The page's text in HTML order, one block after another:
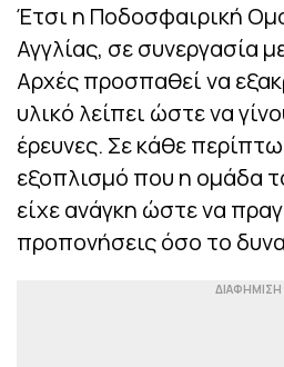
Έτσι η Ποδοσφαιρική
Αγγλίας, σε συνεργασία
Αρχές προσπαθεί να
υλικό λείπει ώστε να
έρευνες. Σε κάθε
εξοπλισμό που η ομάδα
είχε ανάγκη ώστε να
προπονήσεις όσο το